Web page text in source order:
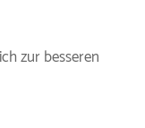
zur besseren